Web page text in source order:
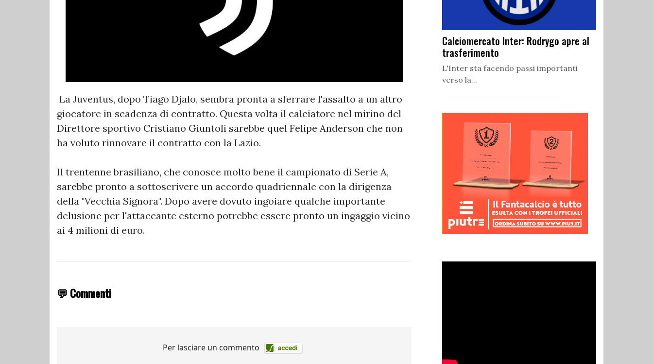
La Juventus, dopo Tiago Djalo, sembra pronta a sferrare l'assalto a un altro
giocatore in scadenza di contratto. Questa volta il calciatore nel mirino del
Direttore sportivo Cristiano Giuntoli sarebbe quel Felipe Anderson che non
ha voluto rinnovare il contratto con la Lazio.
Il trentenne brasiliano, che conosce molto bene il campionato di Serie A,
sarebbe pronto a sottoscrivere un accordo quadriennale con la dirigenza
della "Vecchia Signora". Dopo avere dovuto ingoiare qualche importante
delusione per l'attaccante esterno potrebbe essere pronto un ingaggio vicino
ai 4 milioni di euro.
💬 Commenti
Calciomercato Inter: Rodrygo apre al
trasferimento
L'Inter sta facendo passi importanti
verso la...